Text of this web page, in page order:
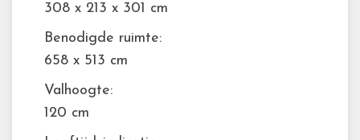
308 x 213 x 301 cm
Benodigde ruimte:
658 x 513 cm
Valhoogte:
120 cm